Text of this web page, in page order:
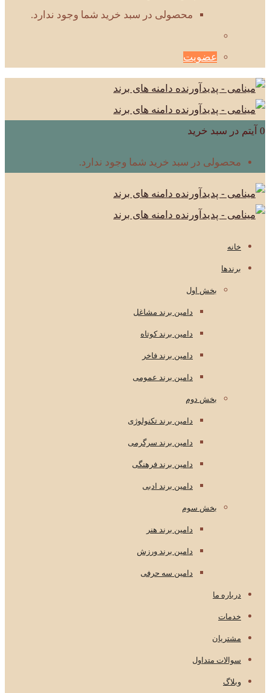
محصولی در سبد خرید شما وجود ندارد.
عضویت
0 آیتم در سبد خرید
محصولی در سبد خرید شما وجود ندارد.
خانه
برندها
بخش اول
دامین برند مشاغل
دامین برند کوتاه
دامین برند فاخر
دامین برند عمومی
بخش دوم
دامین برند تکنولوژی
دامین برند سرگرمی
دامین برند فرهنگی
دامین برند ادبی
بخش سوم
دامین برند هنر
دامین برند ورزش
دامین سه حرفی
درباره ما
خدمات
مشتریان
سوالات متداول
وبلاگ